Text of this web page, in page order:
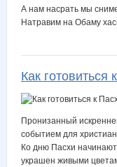
А нам насрать мы
Натравим на Обаму
Как готовиться
Пронизанный
событием для
Ко дню Пасхи
украшен живыми